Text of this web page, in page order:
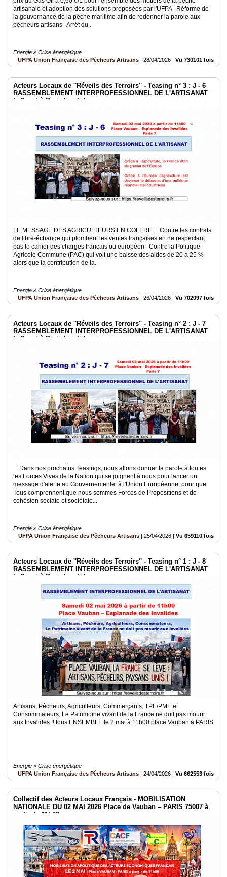
artisanale et adoption des solutions proposées par l'UFPA Réforme de
la gouvernance de la pêche maritime afin de redonner la parole aux
pêcheurs artisans Arrêt du..
Energie » Crise énergétique
UFPA Union Française des Pêcheurs Artisans | 28/04/2026 | Vu 730101 fois
Acteurs Locaux de ''Réveils des Terroirs'' - Teasing n° 3 : J - 6
RASSEMBLEMENT INTERPROFESSIONNEL DE L'ARTISANAT
le 2 mai à Paris Invalides
LE MESSAGE DES AGRICULTEURS EN COLERE : Contre les contrats
de libre-échange qui plombent les ventes françaises en ne respectant
pas le cahier des charges français ou européen Contre la Politique
Agricole Commune (PAC) qui voit une baisse des aides de 20 à 25 %
alors que la contribution de la..
Energie » Crise énergétique
UFPA Union Française des Pêcheurs Artisans | 26/04/2026 | Vu 702097 fois
Acteurs Locaux de ''Réveils des Terroirs'' - Teasing n° 2 : J - 7
RASSEMBLEMENT INTERPROFESSIONNEL DE L'ARTISANAT
le 2 mai à Paris Invalides
Dans nos prochains Teasings, nous allons donner la parole à toutes
les Forces Vives de la Nation qui se joignent à nous pour lancer un
message d'alerte au Gouvernementet à l'Union Européenne, pour que
Tous comprennent que nous sommes Forces de Propositions et de
cohésion sociate et sociétale...
Energie » Crise énergétique
UFPA Union Française des Pêcheurs Artisans | 25/04/2026 | Vu 659110 fois
Acteurs Locaux de ''Réveils des Terroirs'' - Teasing n° 1 : J - 8
RASSEMBLEMENT INTERPROFESSIONNEL DE L'ARTISANAT
le 2 mai à Paris Invalides
Artisans, Pêcheurs, Agriculteurs, Commerçants, TPE/PME et
Consommateurs, Le Patrimoine vivant de la France ne doit pas mourir
aux Invalides !! tous ENSEMBLE le 2 mai à 11h00 place Vauban à PARIS
Energie » Crise énergétique
UFPA Union Française des Pêcheurs Artisans | 24/04/2026 | Vu 662553 fois
Collectif des Acteurs Locaux Français - MOBILISATION
NATIONALE DU 02 MAI 2026 Place de Vauban – PARIS 75007 à
partir de 11h00